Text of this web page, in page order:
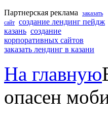
Партнерская реклама
заказать
сайт создание лендинг пейдж
казань создание
корпоративных сайтов
заказать лендинг в казани
На главную
опасен